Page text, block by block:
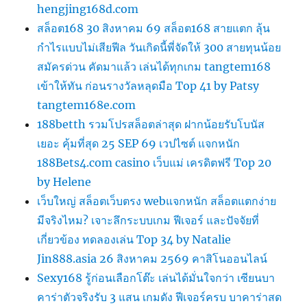
hengjing168d.com
สล็อต168 30 สิงหาคม 69 สล็อต168 สายแตก ลุ้น
กำไรแบบไม่เสียฟีล วันเกิดนี้พี่จัดให้ 300 สายทุนน้อย
สมัครด่วน คัดมาแล้ว เล่นได้ทุกเกม tangtem168
เข้าให้ทัน ก่อนรางวัลหลุดมือ Top 41 by Patsy
tangtem168e.com
188betth รวมโปรสล็อตล่าสุด ฝากน้อยรับโบนัส
เยอะ คุ้มที่สุด 25 SEP 69 เวปไซต์ แจกหนัก
188Bets4.com casino เว็บแม่ เครดิตฟรี Top 20
by Helene
เว็บใหญ่ สล็อตเว็บตรง webแจกหนัก สล็อตแตกง่าย
มีจริงไหม? เจาะลึกระบบเกม ฟีเจอร์ และปัจจัยที่
เกี่ยวข้อง ทดลองเล่น Top 34 by Natalie
Jin888.asia 26 สิงหาคม 2569 คาสิโนออนไลน์
Sexy168 รู้ก่อนเลือกโต๊ะ เล่นได้มั่นใจกว่า เซียนบา
คาร่าตัวจริงรับ 3 แสน เกมดัง ฟีเจอร์ครบ บาคาร่าสด